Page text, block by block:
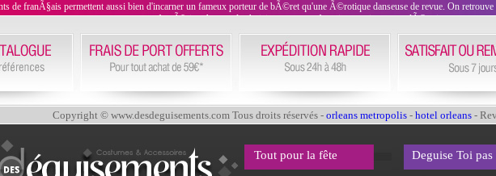
de franÃ§ais permettent aussi bien d'incarner un fameux porteur de bÃ©ret qu'une Ã©rotique danseuse de revue. On
franÃ§aise. A vous de choisir votre tenue favorite parmi tous ces dÃ©guisements.
Copyright © www.desdeguisements.com Tous droits réservés - orleans metropolis- hotel orleans-
Tout pour la fête
Deguise Toi pas